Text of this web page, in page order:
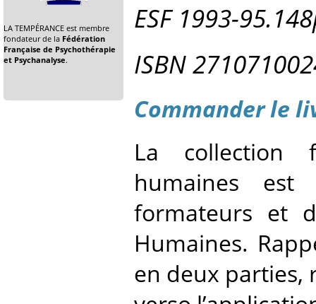
ESF 1993-
ISBN
Commander le
La collection
humaines
formateurs et
Humaines.
en deux parties,
LA TEMPÉRANCE est membre
fondateur de la Fédération
Française de Psychothérapie
et Psychanalyse.